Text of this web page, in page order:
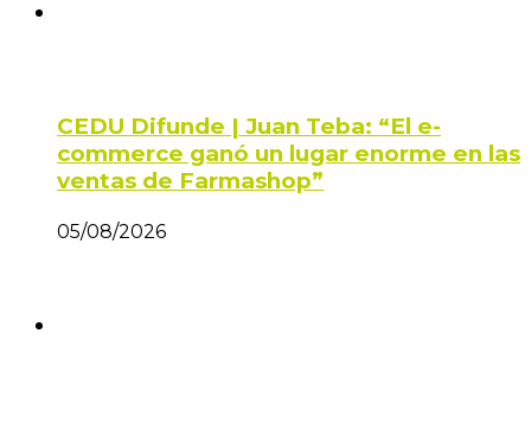
CEDU Difunde | Juan Teba: “El e-
commerce ganó un lugar enorme en las
ventas de Farmashop”
05/08/2026